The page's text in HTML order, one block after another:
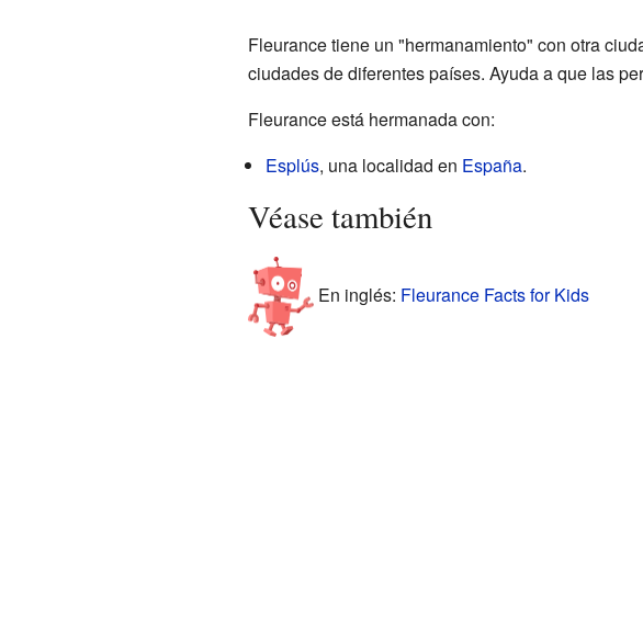
Fleurance tiene un "hermanamiento" con otra
ciudades de diferentes países. Ayuda a que las
Fleurance está hermanada con:
Esplús, una localidad en España.
Véase también
En inglés: Fleurance Facts for Kids